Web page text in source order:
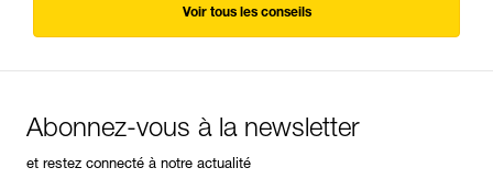
Voir tous les conseils
Abonnez-vous à la newsletter
et restez connecté à notre actualité